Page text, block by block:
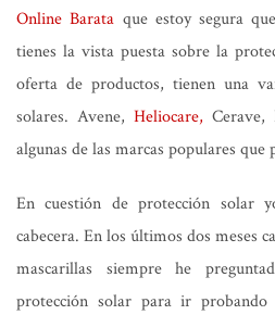
Online Barata que estoy segura
tienes la vista puesta sobre la
oferta de productos, tienen una
solares. Avene, Heliocare, Cerave,
algunas de las marcas populares que
En cuestión de protección solar
cabecera. En los últimos dos meses
mascarillas siempre he
protección solar para ir